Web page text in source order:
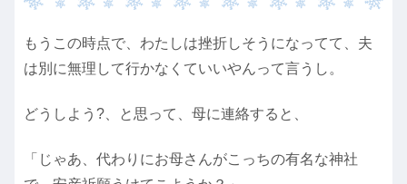
もうこの時点で、わたしは挫折しそうになってて、夫
は別に無理して行かなくていいやんって言うし。
どうしよう?、と思って、母に連絡すると、
「じゃあ、代わりにお母さんがこっちの有名な神社